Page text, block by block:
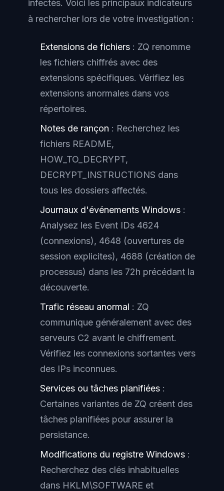
infectés. Voici les principaux indicateurs
à rechercher lors de votre investigation :
Extensions de fichiers : ZQ renomme
les fichiers chiffrés avec des
extensions spécifiques. Vérifiez les
extensions anormales dans vos
répertoires.
Notes de rançon : Recherchez les
fichiers README,
HOW_TO_DECRYPT,
DECRYPT_INSTRUCTIONS dans
tous les dossiers affectés.
Journaux d'événements Windows :
Analysez les Event IDs 4624
(connexions), 4648 (ouvertures de
session explicites), 4688 (création de
processus) dans les 72h précédant la
découverte.
Trafic réseau anormal : ZQ
communique généralement avec des
serveurs C2 avant le chiffrement.
Vérifiez les connexions sortantes vers
des IPs inconnues.
Services ou tâches planifiées :
Certaines variantes de ZQ créent des
tâches planifiées pour assurer la
persistance.
Modifications du registre Windows :
Recherchez des clés inhabituelles
dans HKLM\SOFTWARE et